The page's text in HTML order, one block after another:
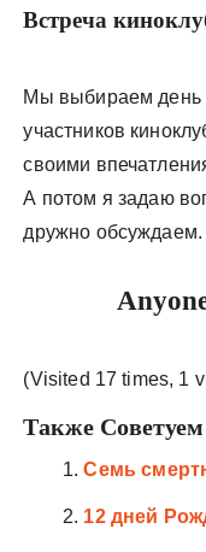
Встреча
Мы выбираем день
участников
своими
А потом я задаю
дружно обсуждаем.
(Visited 17 times, 1
Также
Семь
12 дней